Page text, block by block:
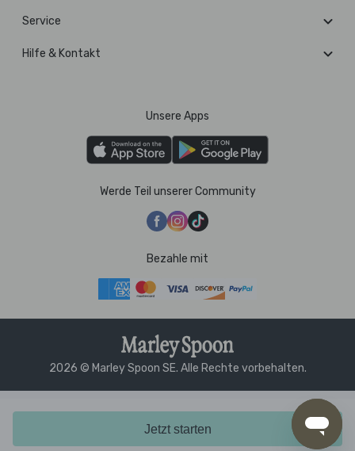
Jetzt starten
Service
Hilfe & Kontakt
Unsere Apps
Werde Teil unserer Community
Bezahle mit
2026 © Marley Spoon SE. Alle Rechte vorbehalten.